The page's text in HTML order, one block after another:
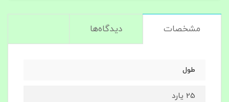
مشخصات دیدگاه‌ها
طول
25 یارد